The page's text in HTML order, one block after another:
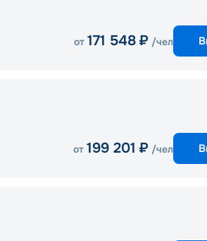
от 171 548 ₽ /чел
от 199 201 ₽ /чел